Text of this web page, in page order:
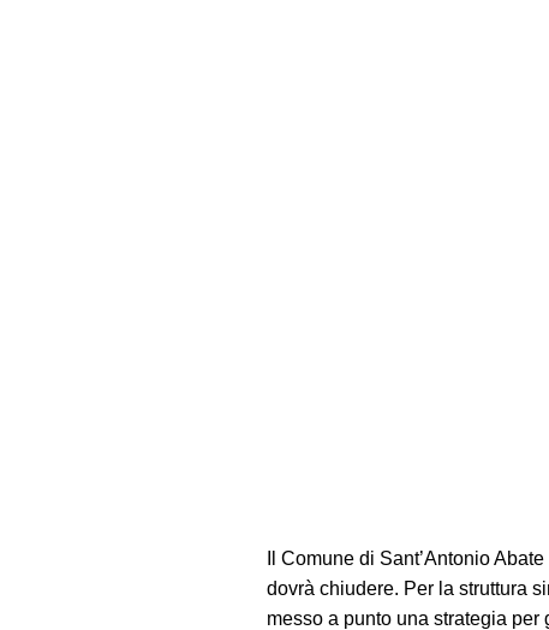
Il Comune di Sant’Antonio
dovrà chiudere. Per la struttura
messo a punto una strategia